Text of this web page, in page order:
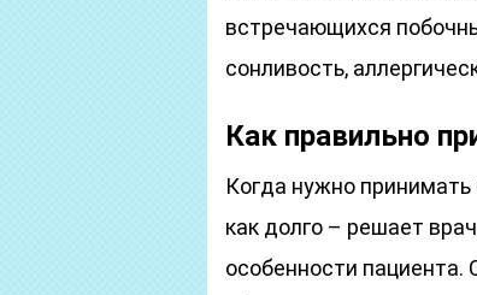
встречающихся
сонливость,
Как правильно
Когда нужно
как долго – решает
особенности